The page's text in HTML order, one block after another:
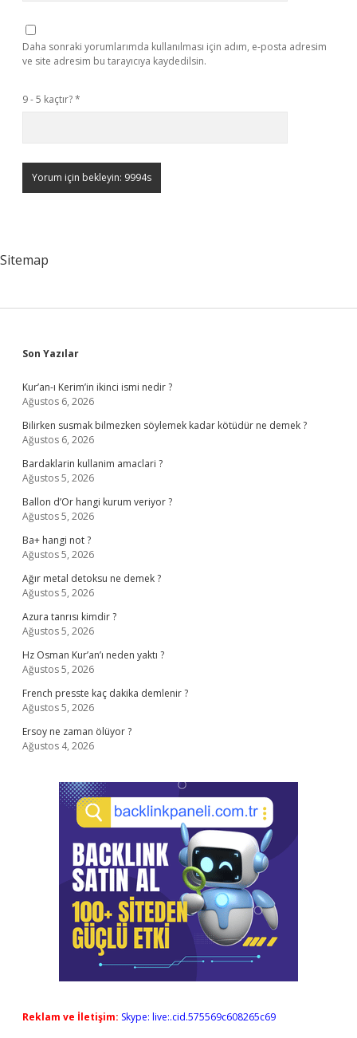
Daha sonraki yorumlarımda kullanılması için adım, e-posta adresim
ve site adresim bu tarayıcıya kaydedilsin.
9 - 5 kaçtır?*
Sitemap
Sidebar
Son Yazılar
Kur’an-ı Kerim’in ikinci ismi nedir ?
Ağustos 6, 2026
Bilirken susmak bilmezken söylemek kadar kötüdür ne demek ?
Ağustos 6, 2026
Bardaklarin kullanim amaclari ?
Ağustos 5, 2026
Ballon d’Or hangi kurum veriyor ?
Ağustos 5, 2026
Ba+ hangi not ?
Ağustos 5, 2026
Ağır metal detoksu ne demek ?
Ağustos 5, 2026
Azura tanrısı kimdir ?
Ağustos 5, 2026
Hz Osman Kur’an’ı neden yaktı ?
Ağustos 5, 2026
French presste kaç dakika demlenir ?
Ağustos 5, 2026
Ersoy ne zaman ölüyor ?
Ağustos 4, 2026
Reklam ve İletişim: Skype: live:.cid.575569c608265c69